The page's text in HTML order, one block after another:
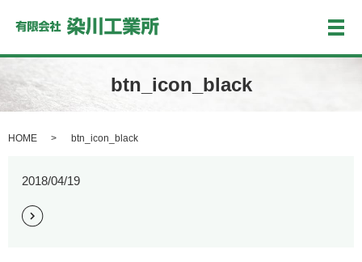
メ
btn_icon_black
HOME btn_icon_black
2018/04/19